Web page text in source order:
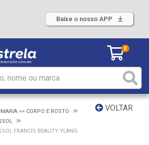
Baixe o nosso APP
0
VOLTAR
>> CORPO E ROSTO
FRANCIS BEAUTY YLANG